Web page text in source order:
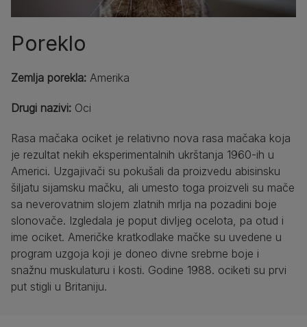
Poreklo
Zemlja porekla: Amerika
Drugi nazivi: Oci
Rasa mačaka ociket je relativno nova rasa mačaka koja
je rezultat nekih eksperimentalnih ukrštanja 1960-ih u
Americi. Uzgajivači su pokušali da proizvedu abisinsku
šiljatu sijamsku mačku, ali umesto toga proizveli su mače
sa neverovatnim slojem zlatnih mrlja na pozadini boje
slonovače. Izgledala je poput divljeg ocelota, pa otud i
ime ociket. Američke kratkodlake mačke su uvedene u
program uzgoja koji je doneo divne srebrne boje i
snažnu muskulaturu i kosti. Godine 1988. ociketi su prvi
put stigli u Britaniju.